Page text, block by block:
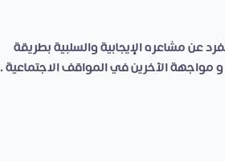
عن مشاعره الإيجابية والسلبية بطريقة
مواجهة الآخرين في المواقف الاجتماعية .